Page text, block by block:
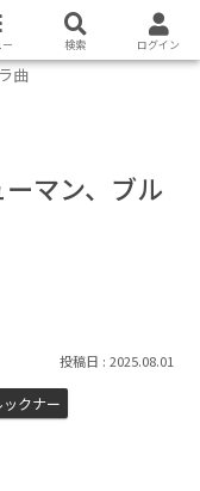
曲
マン、ブル
2025.08.01
クナー
検索 ログイン